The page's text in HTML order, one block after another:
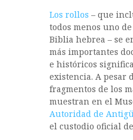
Los rollos – que
todos menos uno
Biblia hebrea – se
más importantes
e históricos
existencia. A pesar
fragmentos de los
muestran en el
Autoridad de
el custodio oficial